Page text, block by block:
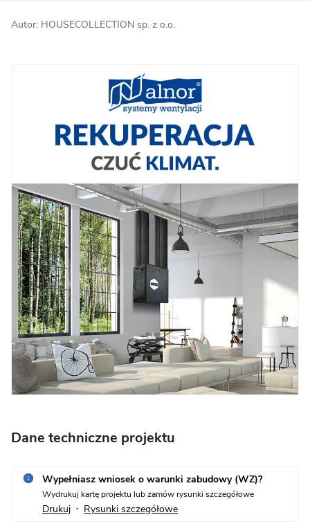
Autor: HOUSECOLLECTION sp. z o.o.
Dane techniczne projektu
Wypełniasz wniosek o warunki zabudowy (WZ)?
Wydrukuj kartę projektu lub zamów rysunki szczegółowe
Drukuj • Rysunki szczegółowe